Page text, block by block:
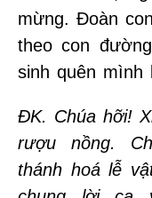
mừng. Đoàn
theo con
sinh quên mình
ĐK. Chúa hỡi!
rượu nồng.
thánh hoá lễ